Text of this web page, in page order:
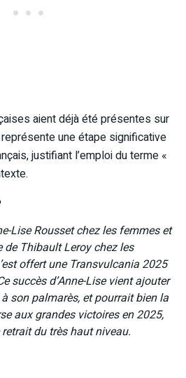
aient déjà été présentes sur
une étape significative
justifiant l’emploi du terme «
Lise Rousset chez les femmes et
de Thibault Leroy chez les
offert une Transvulcania 2025
succès d’Anne-Lise vient ajouter
son palmarès, et pourrait bien la
aux grandes victoires en 2025,
du très haut niveau.